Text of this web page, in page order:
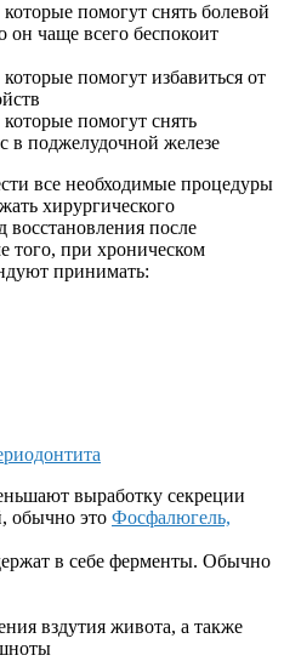
помогут снять болевой
он чаще всего беспокоит
помогут избавиться от
помогут снять
в поджелудочной железе
все необходимые процедуры
хирургического
восстановления после
того, при хроническом
принимать:
выработку секреции
обычно это Фосфалюгель,
в себе ферменты. Обычно
вздутия живота, а также